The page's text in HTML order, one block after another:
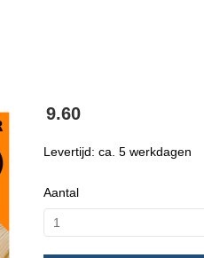
9.60
Levertijd: ca. 5 werkdagen
Aantal